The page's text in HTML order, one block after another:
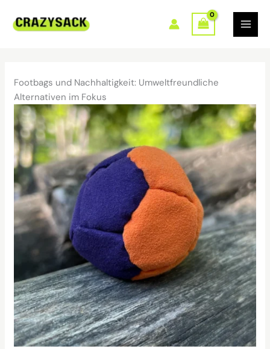
Inhalt
Footbags und Nachhaltigkeit: Umweltfreundliche
Alternativen im Fokus